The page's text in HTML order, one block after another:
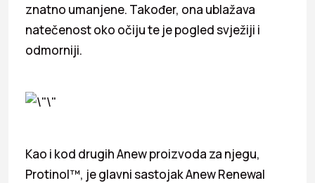
znatno umanjene. Također, ona ublažava
natečenost oko očiju te je pogled svježiji i
odmorniji.
Kao i kod drugih Anew proizvoda za njegu,
Protinol™, je glavni sastojak Anew Renewal